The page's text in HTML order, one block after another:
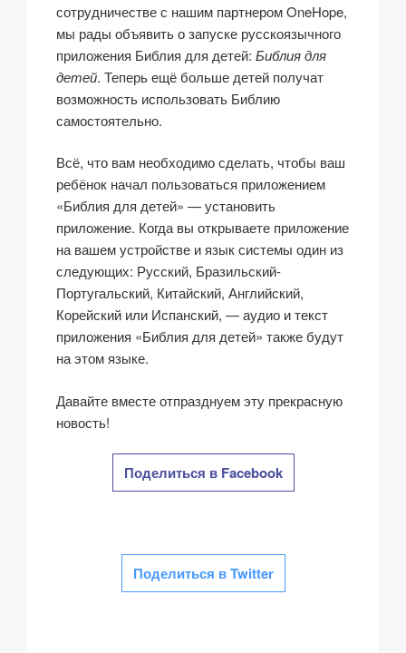
сотрудничестве с нашим партнером OneHope,
мы рады объявить о запуске русскоязычного
приложения Библия для детей: Библия для
детей. Теперь ещё больше детей получат
возможность использовать Библию
самостоятельно.
Всё, что вам необходимо сделать, чтобы ваш
ребёнок начал пользоваться приложением
«Библия для детей» — установить
приложение. Когда вы открываете приложение
на вашем устройстве и язык системы один из
следующих: Русский, Бразильский-
Португальский, Китайский, Английский,
Корейский или Испанский, — аудио и текст
приложения «Библия для детей» также будут
на этом языке.
Давайте вместе отпразднуем эту прекрасную
новость!
Поделиться в Facebook
Поделиться в Twitter